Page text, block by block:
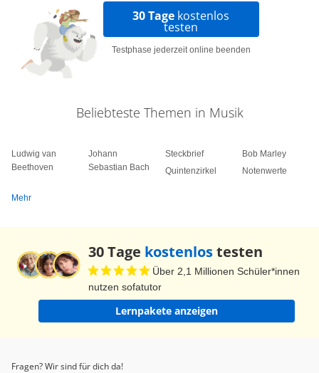
30 Tage kostenlos
testen
Testphase jederzeit online beenden
Beliebteste Themen in Musik
Ludwig van
Beethoven
Johann
Sebastian Bach
Steckbrief
Quintenzirkel
Bob Marley
Notenwerte
Mehr
30 Tage kostenlostesten
Über 2,1 Millionen Schüler*innen
nutzen sofatutor
Lernpakete anzeigen
Fragen? Wir sind für dich da!